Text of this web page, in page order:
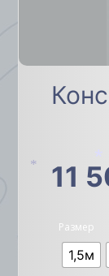
11
Размер
1,5м
*